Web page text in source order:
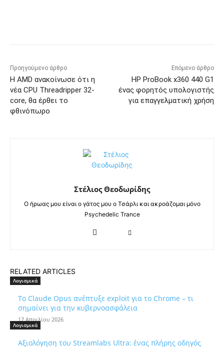
Προηγούμενο άρθρο
Η AMD ανακοίνωσε ότι η
νέα CPU Threadripper 32-
core, θα έρθει το
φθινόπωρο
Επόμενο άρθρο
HP ProBook x360 440 G1
ένας φορητός υπολογιστής
για επαγγελματική χρήση
Στέλιος Θεοδωρίδης
Ο ήρωας μου είναι ο γάτος μου ο Τσάρλι και ακροάζομαι μόνο
Psychedelic Trance
RELATED ARTICLES
Λογισμικά
Το Claude Opus ανέπτυξε exploit για το Chrome – τι
σημαίνει για την κυβερνοασφάλεια
17 Απριλίου 2026
Λογισμικά
Αξιολόγηση του Streamlabs Ultra: ένας πλήρης οδηγός